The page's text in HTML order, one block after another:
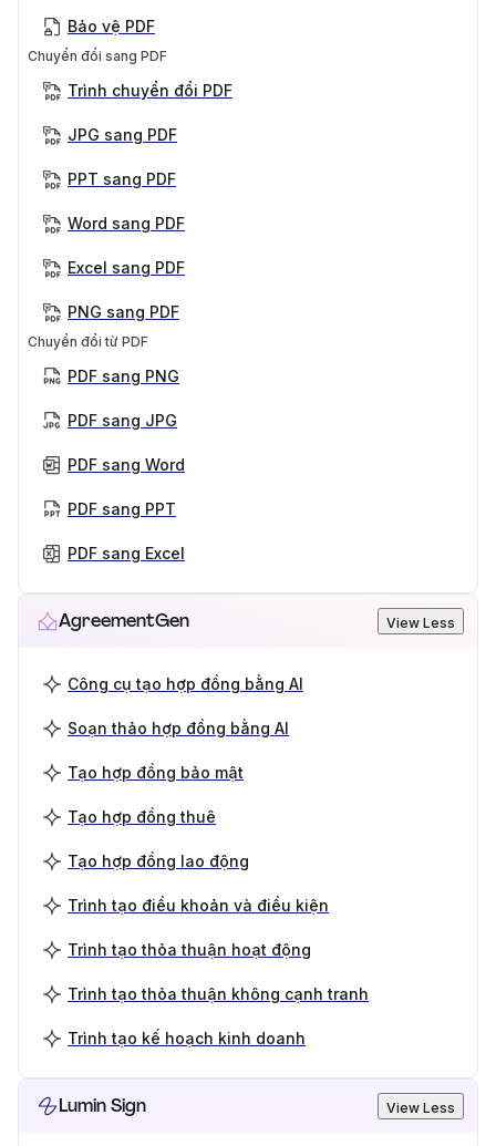
Bảo vệ PDF
Chuyển đổi sang PDF
Trình chuyển đổi PDF
JPG sang PDF
PPT sang PDF
Word sang PDF
Excel sang PDF
PNG sang PDF
Chuyển đổi từ PDF
PDF sang PNG
PDF sang JPG
PDF sang Word
PDF sang PPT
PDF sang Excel
AgreementGen View Less
Công cụ tạo hợp đồng bằng AI
Soạn thảo hợp đồng bằng AI
Tạo hợp đồng bảo mật
Tạo hợp đồng thuê
Tạo hợp đồng lao động
Trình tạo điều khoản và điều kiện
Trình tạo thỏa thuận hoạt động
Trình tạo thỏa thuận không cạnh tranh
Trình tạo kế hoạch kinh doanh
Lumin Sign View Less